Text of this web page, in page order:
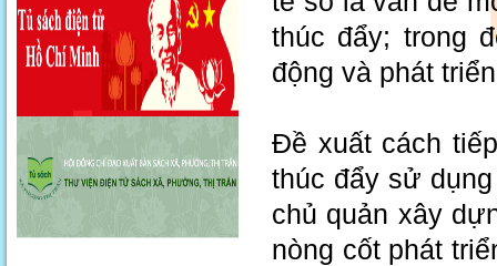
thúc đẩy; trong
động và phát
Đề xuất cách
thúc đẩy sử
chủ quản xây
nòng cốt phát